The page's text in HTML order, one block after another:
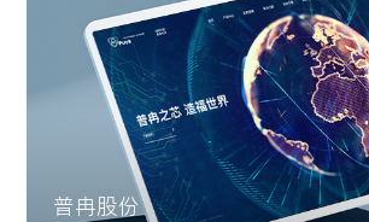
普冉股份